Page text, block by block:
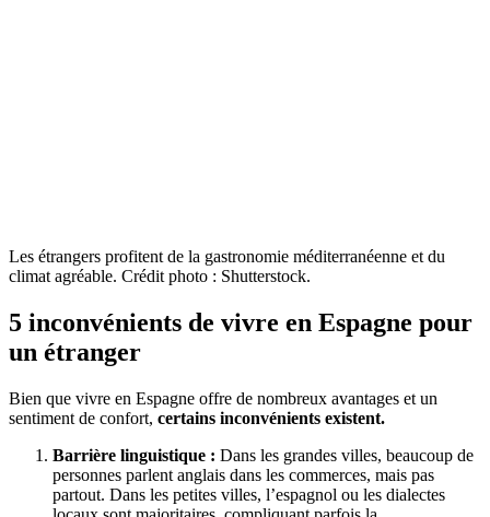
Les étrangers profitent de la gastronomie méditerranéenne et du
climat agréable. Crédit photo : Shutterstock.
5 inconvénients de vivre en Espagne pour
un étranger
Bien que vivre en Espagne offre de nombreux avantages et un
sentiment de confort, certains inconvénients existent.
Barrière linguistique : Dans les grandes villes, beaucoup de
personnes parlent anglais dans les commerces, mais pas
partout. Dans les petites villes, l’espagnol ou les dialectes